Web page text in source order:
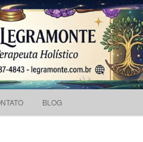
por:
BLOG